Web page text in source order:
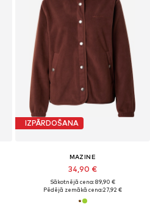
IZPĀRDOŠANA
MAZINE
34,90 €
Sākotnējā cena: 89,90 €
Pēdējā zemākā cena:27,92 €